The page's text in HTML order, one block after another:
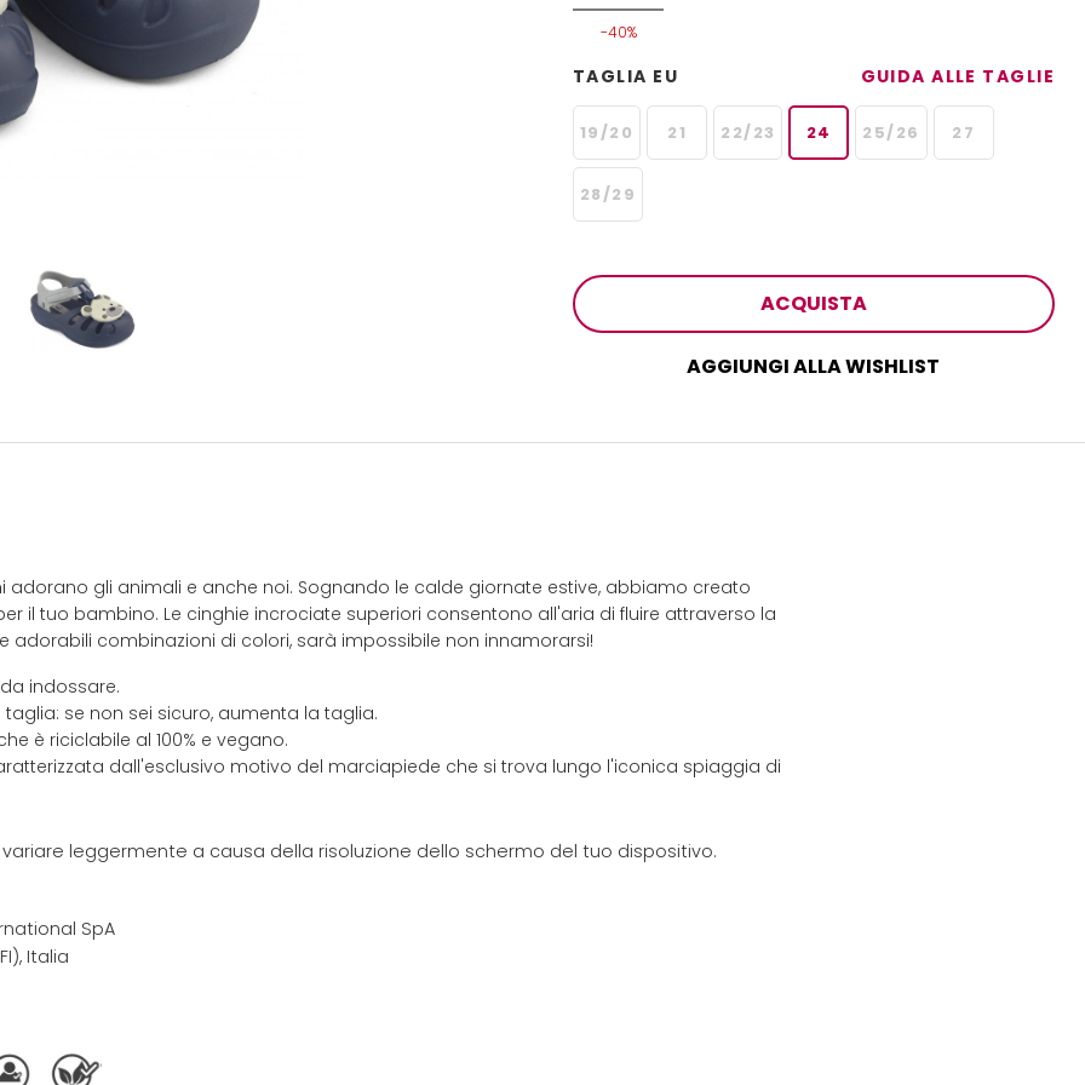
-40%
TAGLIA EU GUIDA ALLE TAGLIE
19/20 21 22/23 24 25/26 27
28/29
ACQUISTA
AGGIUNGI ALLA WISHLIST
adorano gli animali e anche noi. Sognando le calde giornate estive, abbiamo creato
il tuo bambino. Le cinghie incrociate superiori consentono all'aria di fluire attraverso la
adorabili combinazioni di colori, sarà impossibile non innamorarsi!
indossare.
se non sei sicuro, aumenta la taglia.
è riciclabile al 100% e vegano.
dall'esclusivo motivo del marciapiede che si trova lungo l'iconica spiaggia di
leggermente a causa della risoluzione dello schermo del tuo dispositivo.
SpA
Italia